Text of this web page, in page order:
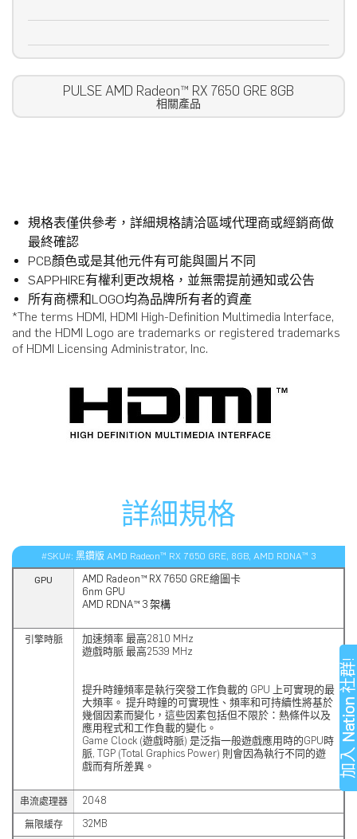
PULSE AMD Radeon™ RX 7650 GRE 8GB
相關產品
規格表僅供參考，詳細規格請洽區域代理商或經銷商做
最終確認
PCB顏色或是其他元件有可能與圖片不同
SAPPHIRE有權利更改規格，並無需提前通知或公告
所有商標和LOGO均為品牌所有者的資產
*The terms HDMI, HDMI High-Definition Multimedia Interface,
and the HDMI Logo are trademarks or registered trademarks
of HDMI Licensing Administrator, Inc.
詳細規格
#SKU#: 黑鑽版 AMD Radeon™ RX 7650 GRE, 8GB, AMD RDNA™ 3
GPU AMD Radeon™ RX 7650 GRE繪圖卡
6nm GPU
AMD RDNA™ 3 架構
引擎時脈
加速頻率 最高2810 MHz
遊戲時脈 最高2539 MHz
提升時鐘頻率是執行突發工作負載的 GPU 上可實現的最
大頻率。 提升時鐘的可實現性、頻率和可持續性將基於
幾個因素而變化，這些因素包括但不限於：熱條件以及
應用程式和工作負載的變化。
Game Clock (遊戲時脈) 是泛指一般遊戲應用時的GPU時
脈, TGP (Total Graphics Power) 則會因為執行不同的遊
戲而有所差異。
串流處理器 2048
無限緩存 32MB
加入
Nation
社群!